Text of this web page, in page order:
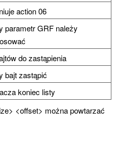
action 06
parametr GRF należy
do zastąpienia
bajt zastąpić
koniec listy
<offset> można powtarzać